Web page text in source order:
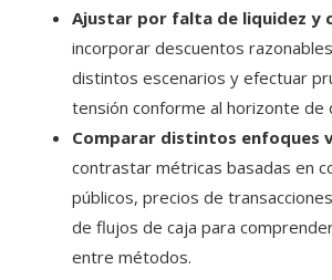
Ajustar por falta de liquidez y
incorporar descuentos
distintos escenarios y efectuar
tensión conforme al horizonte de
Comparar distintos enfoques
contrastar métricas basadas en
públicos, precios de
de flujos de caja para
entre métodos.